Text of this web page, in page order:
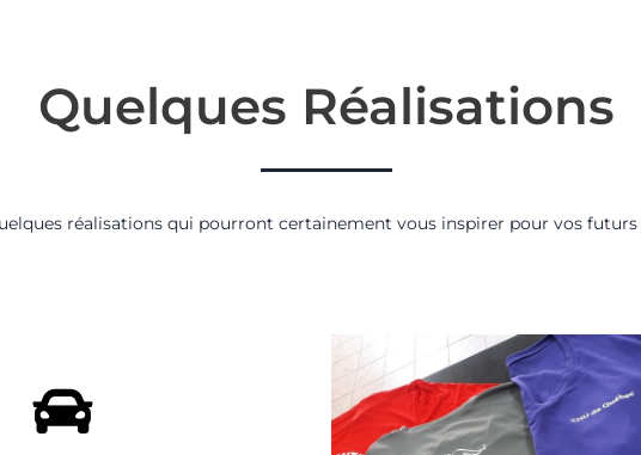
Quelques Réalisations
réalisations qui pourront certainement vous inspirer pour vos futurs